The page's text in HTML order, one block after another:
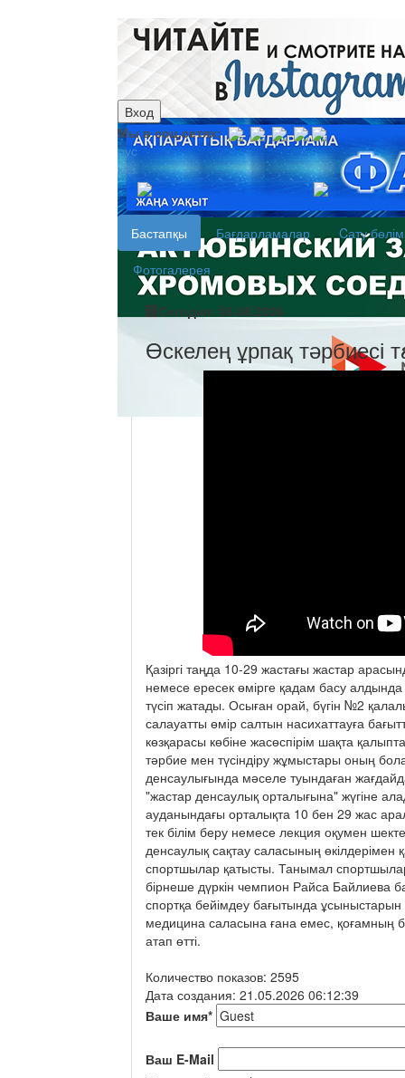
Вход
Мы в соц.сетях:
рус
каз
Бастапқы Бағдарламалар
Cату
Фотогалерея
Сегодня: 06.08.2026
Өскелең ұрпақ тәрбиесі
Қазіргі таңда 10-29 жастағы жастар
немесе ересек өмірге қадам басу
түсіп жатады. Осыған орай, бүгін №2
салауатты өмір салтын насихаттауға
көзқарасы көбіне жасөспірім шақта
тәрбие мен түсіндіру жұмыстары оның
денсаулығында мәселе туындаған
"жастар денсаулық орталығына" жүгіне
ауданындағы орталықта 10 бен 29 жас
тек білім беру немесе лекция оқумен
денсаулық сақтау саласының өкілдерімен
спортшылар қатысты. Танымал
бірнеше дүркін чемпион Райса Байлиева
спортқа бейімдеу бағытында
медицина саласына ғана емес, қоғамның
атап өтті.
Количество показов: 2595
Дата создания: 21.05.2026 06:12:39
Ваше имя*
Ваш E-Mail